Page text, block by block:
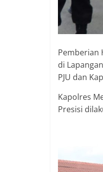
Pemberian
di
PJU dan
Kapolres
Presisi